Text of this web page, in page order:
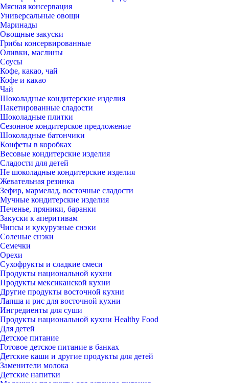
Мясная консервация
Универсальные овощи
Маринады
Овощные закуски
Грибы консервированные
Оливки, маслины
Соусы
Кофе, какао, чай
Кофе и какао
Чай
Шоколадные кондитерские изделия
Пакетированные сладости
Шоколадные плитки
Сезонное кондитерское предложение
Шоколадные батончики
Конфеты в коробках
Весовые кондитерские изделия
Сладости для детей
Не шоколадные кондитерские изделия
Жевательная резинка
Зефир, мармелад, восточные сладости
Мучные кондитерские изделия
Печенье, пряники, баранки
Закуски к аперитивам
Чипсы и кукурузные снэки
Соленые снэки
Семечки
Орехи
Сухофрукты и сладкие смеси
Продукты национальной кухни
Продукты мексиканской кухни
Другие продукты восточной кухни
Лапша и рис для восточной кухни
Ингредиенты для суши
Продукты национальной кухни Healthy Food
Для детей
Детское питание
Готовое детское питание в банках
Детские каши и другие продукты для детей
Заменители молока
Детские напитки